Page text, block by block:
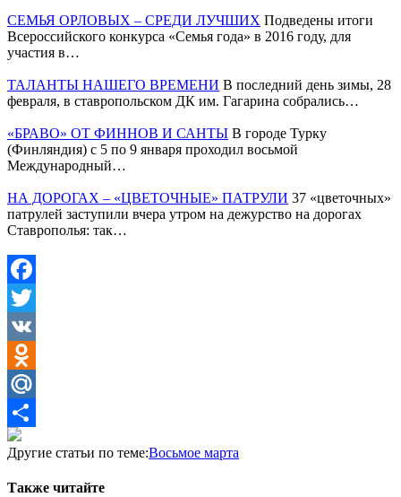
СЕМЬЯ ОРЛОВЫХ – СРЕДИ ЛУЧШИХ Подведены итоги
Всероссийского конкурса «Семья года» в 2016 году, для
участия в…
ТАЛАНТЫ НАШЕГО ВРЕМЕНИ В последний день зимы, 28
февраля, в ставропольском ДК им. Гагарина собрались…
«БРАВО» ОТ ФИННОВ И САНТЫ В городе Турку
(Финляндия) с 5 по 9 января проходил восьмой
Международный…
НА ДОРОГАХ – «ЦВЕТОЧНЫЕ» ПАТРУЛИ 37 «цветочных»
патрулей заступили вчера утром на дежурство на дорогах
Ставрополья: так…
Facebook
Twitter
VK
Odnoklassniki
Mail.Ru
Отправить
Другие статьи по теме:Восьмое марта
Также читайте